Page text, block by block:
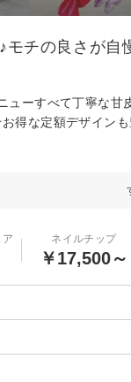
モチの良さが
ーすべて丁寧な甘
得な定額デザイン
ネイルチップ
￥17,500～